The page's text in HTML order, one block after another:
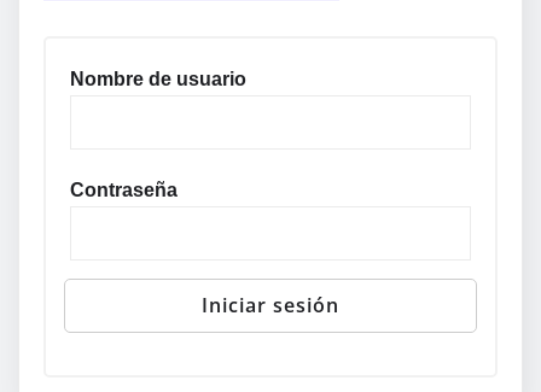
Nombre de usuario
Contraseña